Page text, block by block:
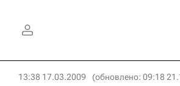
13:38 17.03.2009 (обновлено: 09:18